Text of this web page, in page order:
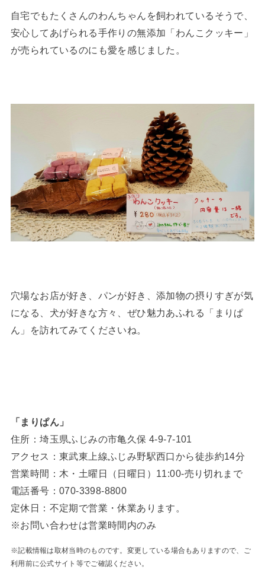
自宅でもたくさんのわんちゃんを飼われているそうで、
安心してあげられる手作りの無添加「わんこクッキー」
が売られているのにも愛を感じました。
穴場なお店が好き、パンが好き、添加物の摂りすぎが気
になる、犬が好きな方々、ぜひ魅力あふれる「まりぱ
ん」を訪れてみてくださいね。
「まりぱん」
住所：埼玉県ふじみの市亀久保 4-9-7-101
アクセス：東武東上線ふじみ野駅西口から徒歩約14分
営業時間：木・土曜日（日曜日）11:00-売り切れまで
電話番号：070-3398-8800
定休日：不定期で営業・休業あります。
※お問い合わせは営業時間内のみ
※記載情報は取材当時のものです。変更している場合もありますので、ご
利用前に公式サイト等でご確認ください。